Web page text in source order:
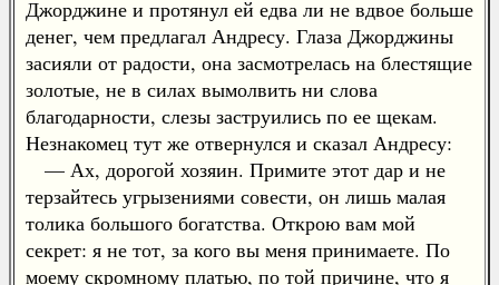
Джорджине и протянул ей едва ли не вдвое больше
денег, чем предлагал Андресу. Глаза Джорджины
засияли от радости, она засмотрелась на блестящие
золотые, не в силах вымолвить ни слова
благодарности, слезы заструились по ее щекам.
Незнакомец тут же отвернулся и сказал Андресу:
— Ах, дорогой хозяин. Примите этот дар и не
терзайтесь угрызениями совести, он лишь малая
толика большого богатства. Открою вам мой
секрет: я не тот, за кого вы меня принимаете. По
моему скромному платью, по той причине, что я